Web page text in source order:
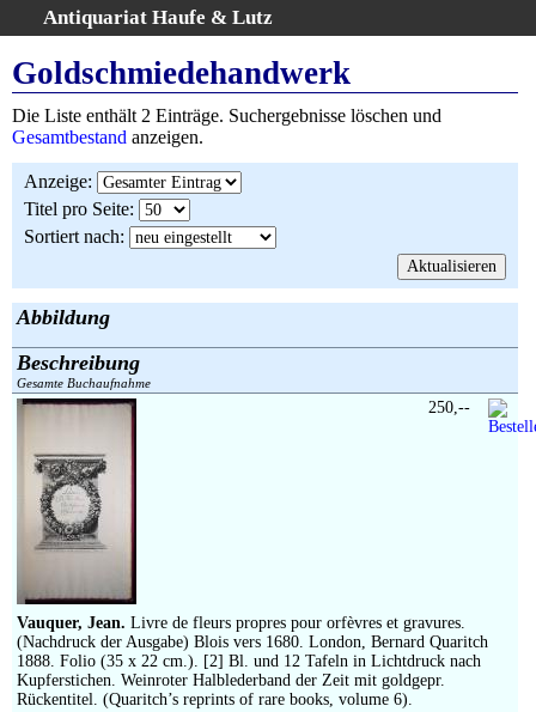
Antiquariat Haufe & Lutz
Home
Gesamtbestand
Kategorien
Schlagwörter
Suchergebnisse
AGB
Widerruf
Über uns
Aktuelle Kataloge
Ankauf
Links
Impressum
Goldschmiedehandwerk
Die Liste enthält 2 Einträge. Suchergebnisse löschen und
Gesamtbestand anzeigen.
Anzeige:
Titel pro Seite:
Sortiert nach:
Abbildung
Beschreibung
Gesamte Buchaufnahme
Vauquer, Jean. Livre de fleurs propres pour orfèvres et gravures.
(Nachdruck der Ausgabe) Blois vers 1680. London, Bernard Quaritch
1888. Folio (35 x 22 cm.). [2] Bl. und 12 Tafeln in Lichtdruck nach
Kupferstichen. Weinroter Halblederband der Zeit mit goldgepr.
Rückentitel. (Quaritch’s reprints of rare books, volume 6).
250,--